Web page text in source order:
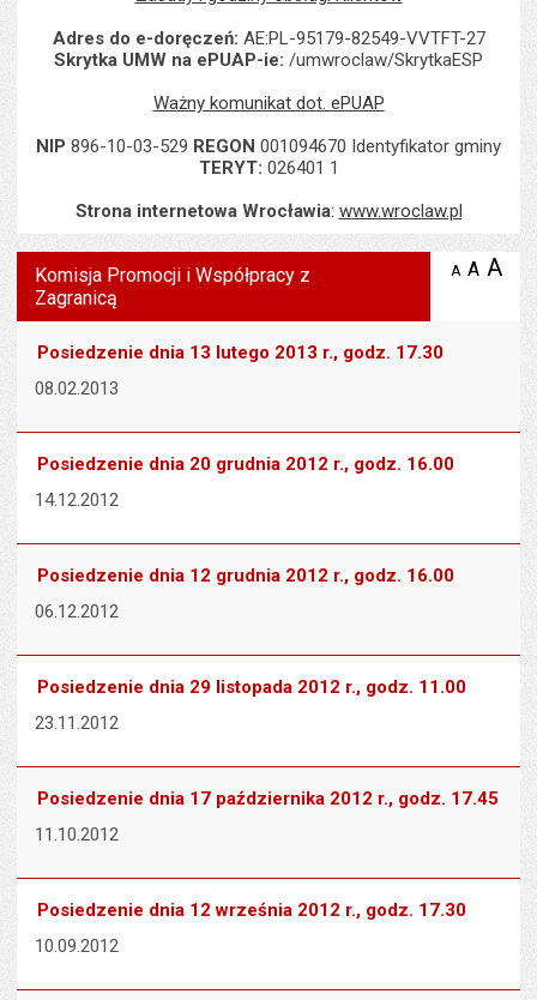
Adres do e-doręczeń: AE:PL-95179-82549-VVTFT-27
Skrytka UMW na ePUAP-ie: /umwroclaw/SkrytkaESP
Ważny komunikat dot. ePUAP
NIP 896-10-03-529 REGON 001094670 Identyfikator gminy
TERYT: 026401 1
Strona internetowa Wrocławia: www.wroclaw.pl
Wyświetlono artykuł " Komisja Promocji i Współpracy z
Komisja Promocji i Współpracy z
Zagranicą
A zmniejsz
A A
Posiedzenie dnia 13 lutego 2013 r., godz. 17.30
08.02.2013
Posiedzenie dnia 20 grudnia 2012 r., godz. 16.00
14.12.2012
Posiedzenie dnia 12 grudnia 2012 r., godz. 16.00
06.12.2012
Posiedzenie dnia 29 listopada 2012 r., godz. 11.00
23.11.2012
Posiedzenie dnia 17 października 2012 r., godz. 17.45
11.10.2012
Posiedzenie dnia 12 września 2012 r., godz. 17.30
10.09.2012